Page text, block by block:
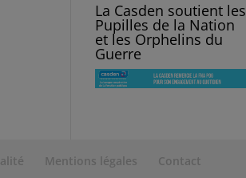
La Casden soutient les
Pupilles de la Nation
et les Orphelins du
Guerre
Mentions légales Contact